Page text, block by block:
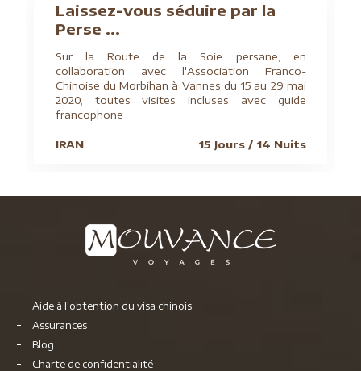
Laissez-vous séduire par la
Perse ...
Sur la Route de la Soie persane, en
collaboration avec l'Association Franco-
Chinoise du Morbihan à Vannes du 15 au 29 mai
2020, toutes visites incluses avec guide
francophone
IRAN 15 Jours / 14 Nuits
Aide à l'obtention du visa chinois
Assurances
Blog
Charte de confidentialité